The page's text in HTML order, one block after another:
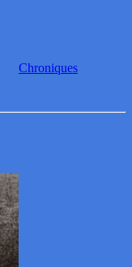
Chroniques